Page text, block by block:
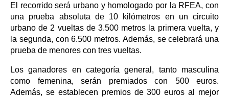
El recorrido será urbano y homologado por la RFEA, con
una prueba absoluta de 10 kilómetros en un circuito
urbano de 2 vueltas de 3.500 metros la primera vuelta, y
la segunda, con 6.500 metros. Además, se celebrará una
prueba de menores con tres vueltas.
Los ganadores en categoría general, tanto masculina
como femenina, serán premiados con 500 euros.
Además, se establecen premios de 300 euros al mejor